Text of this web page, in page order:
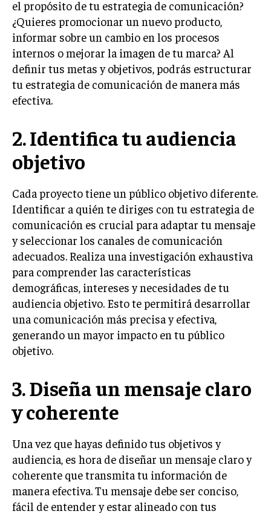
VENTA DE ENLACES
MARKETING DIGITAL
PUBLICIDAD
VENTAS Y PERSUASIÓN
GESTIÓN DE PRODUCTOS
GESTIÓN DE MARCA
INVESTIGACIÓN DE MERCADO
ANÁLISIS DE COMPETENCIA
GESTIÓN DE CLIENTES
EMPRENDIMIENTO
INNOVACIÓN EMPRESARIAL
GESTIÓN DEL CAMBIO
LIDERAZGO
HABILIDADES DIRECTIVAS
EMPRENDIMIENTO
FINANZAS
FINANZAS Y CONTABILIDAD
INVERSIONES Y MERCADOS FINANCIEROS
CONTABILIDAD EMPRESARIAL
ECONOMÍA EMPRESARIAL
el propósito de tu estrategia de comunicación?
¿Quieres promocionar un nuevo producto,
informar sobre un cambio en los procesos
internos o mejorar la imagen de tu marca? Al
definir tus metas y objetivos, podrás estructurar
tu estrategia de comunicación de manera más
efectiva.
2. Identifica tu audiencia
objetivo
Cada proyecto tiene un público objetivo diferente.
Identificar a quién te diriges con tu estrategia de
comunicación es crucial para adaptar tu mensaje
y seleccionar los canales de comunicación
adecuados. Realiza una investigación exhaustiva
para comprender las características
demográficas, intereses y necesidades de tu
audiencia objetivo. Esto te permitirá desarrollar
una comunicación más precisa y efectiva,
generando un mayor impacto en tu público
objetivo.
3. Diseña un mensaje claro
y coherente
Una vez que hayas definido tus objetivos y
audiencia, es hora de diseñar un mensaje claro y
coherente que transmita tu información de
manera efectiva. Tu mensaje debe ser conciso,
fácil de entender y estar alineado con tus